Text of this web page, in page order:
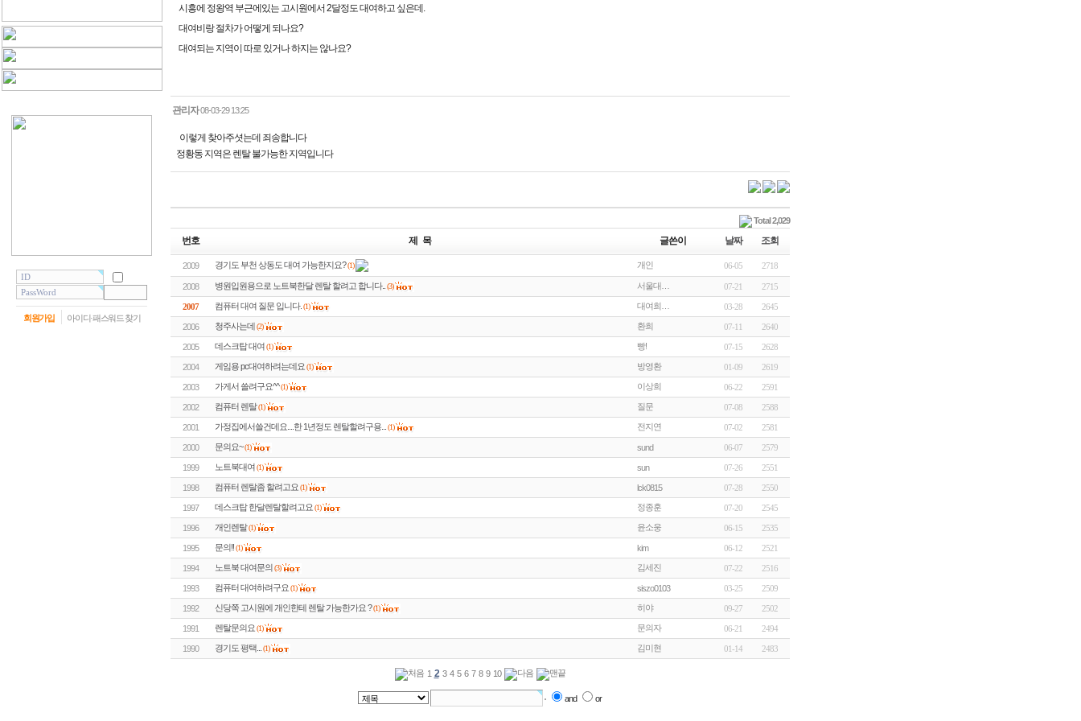
회원가입 아이디·패스워드 찾기
시흥에 정왕역 부근에있는 고시원에서 2달정도 대여하고 싶은데.
대여비랑 절차가 어떻게 되나요?
대여되는 지역이 따로 있거나 하지는 않나요?
관리자 08-03-29 13:25
이렇게 찾아주셧는데 죄송합니다
정황동 지역은 렌탈 불가능한 지역입니다
Total 2,029
번호 제 목 글쓴이 날짜 조회
2009 경기도 부천 상동도 대여 가능한지요?(1) 개인 06-05 2718
2008 병원입원용으로 노트북한달 렌탈 할려고 합니다.. (3) 서울대… 07-21 2715
2007 컴퓨터 대여 질문 입니다. (1) 대여희… 03-28 2645
2006 청주사는데(2) 환희 07-11 2640
2005 데스크탑 대여(1) 빵! 07-15 2628
2004 게임용 pc대여하려는데요(1) 방영환 01-09 2619
2003 가게서 쓸려구요^^(1) 이상희 06-22 2591
2002 컴퓨터 렌탈(1) 질문 07-08 2588
2001 가정집에서쓸건데요....한 1년정도 렌탈할려구용... (1) 전지연 07-02 2581
2000 문의요~(1) sund 06-07 2579
1999 노트북대여(1) sun 07-26 2551
1998 컴퓨터 렌탈좀 할려고요(1) lck0815 07-28 2550
1997 데스크탑 한달렌탈할려고요(1) 정종훈 07-20 2545
1996 개인렌탈(1) 윤소웅 06-15 2535
1995 문의!!(1) kim 06-12 2521
1994 노트북 대여문의(3) 김세진 07-22 2516
1993 컴퓨터 대여하려구요(1) siszo0103 03-25 2509
1992 신당쪽 고시원에 개인한테 렌탈 가능한가요 ?(1) 히야 09-27 2502
1991 렌탈문의요(1) 문의자 06-21 2494
1990 경기도 평택... (1) 김미현 01-14 2483
1 2 3 4 5 6 7 8 9 10
and or